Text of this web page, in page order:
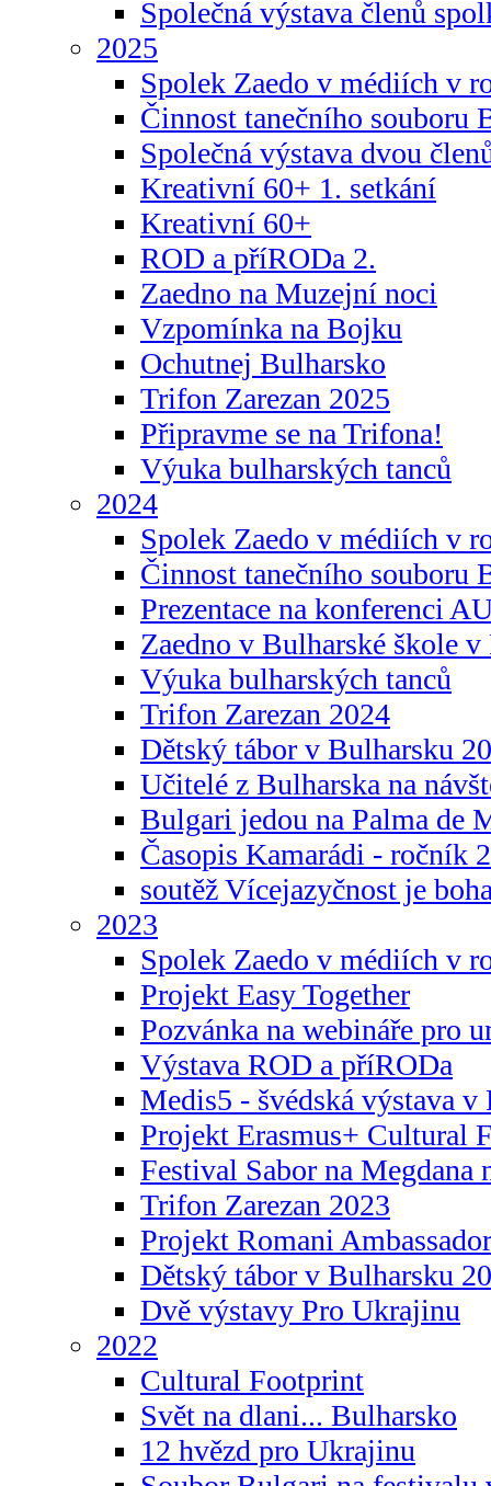
Společná výstava členů
2025
Spolek Zaedo v médiích v
Činnost tanečního souboru
Společná výstava dvou
Kreativní 60+ 1. setkání
Kreativní 60+
ROD a příRODa 2.
Zaedno na Muzejní noci
Vzpomínka na Bojku
Ochutnej Bulharsko
Trifon Zarezan 2025
Připravme se na Trifona!
Výuka bulharských tanců
2024
Spolek Zaedo v médiích v
Činnost tanečního souboru
Prezentace na konferenci
Zaedno v Bulharské škole v
Výuka bulharských tanců
Trifon Zarezan 2024
Dětský tábor v Bulharsku
Učitelé z Bulharska na
Bulgari jedou na Palma de
Časopis Kamarádi - ročník
soutěž Vícejazyčnost je
2023
Spolek Zaedo v médiích v
Projekt Easy Together
Pozvánka na webináře pro
Výstava ROD a příRODa
Medis5 - švédská výstava v
Projekt Erasmus+ Cultural
Festival Sabor na Megdana
Trifon Zarezan 2023
Projekt Romani
Dětský tábor v Bulharsku
Dvě výstavy Pro Ukrajinu
2022
Cultural Footprint
Svět na dlani... Bulharsko
12 hvězd pro Ukrajinu